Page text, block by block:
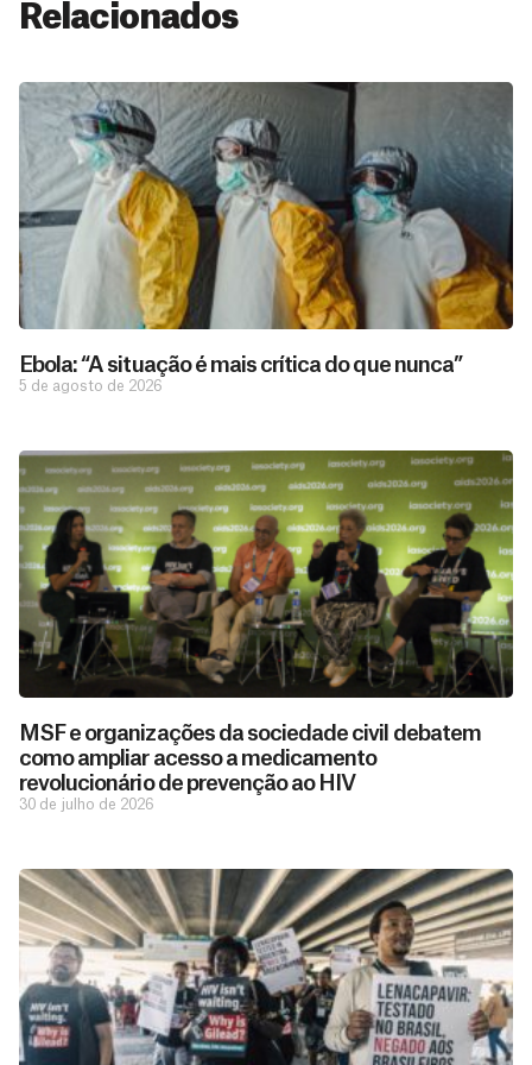
Relacionados
Ebola: “A situação é mais crítica do que nunca”
5 de agosto de 2026
MSF e organizações da sociedade civil debatem
como ampliar acesso a medicamento
revolucionário de prevenção ao HIV
30 de julho de 2026